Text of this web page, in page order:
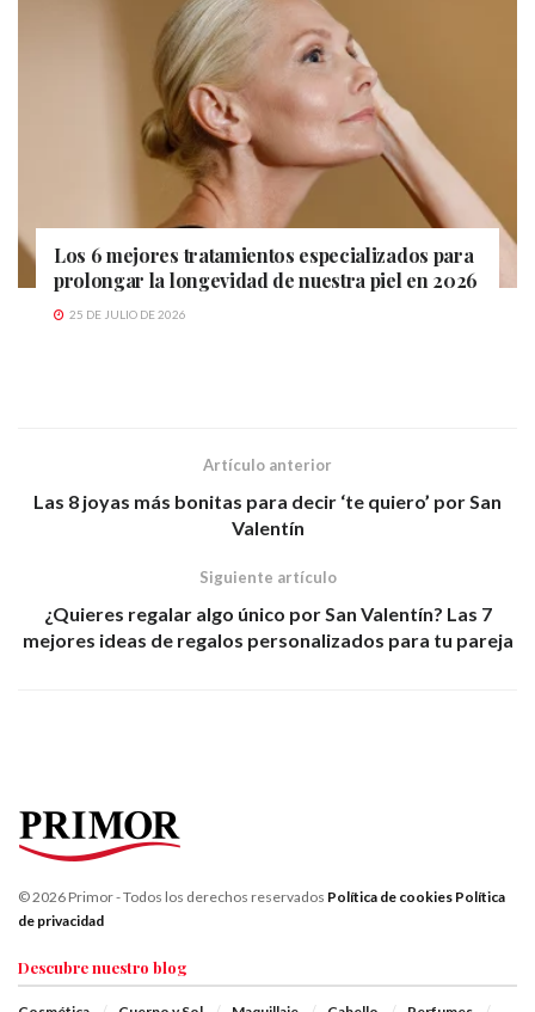
Los 6 mejores tratamientos especializados para
prolongar la longevidad de nuestra piel en 2026
25 DE JULIO DE 2026
Artículo anterior
Las 8 joyas más bonitas para decir ‘te quiero’ por San
Valentín
Siguiente artículo
¿Quieres regalar algo único por San Valentín? Las 7
mejores ideas de regalos personalizados para tu pareja
© 2026 Primor - Todos los derechos reservados Política de cookies Política
de privacidad
Descubre nuestro blog